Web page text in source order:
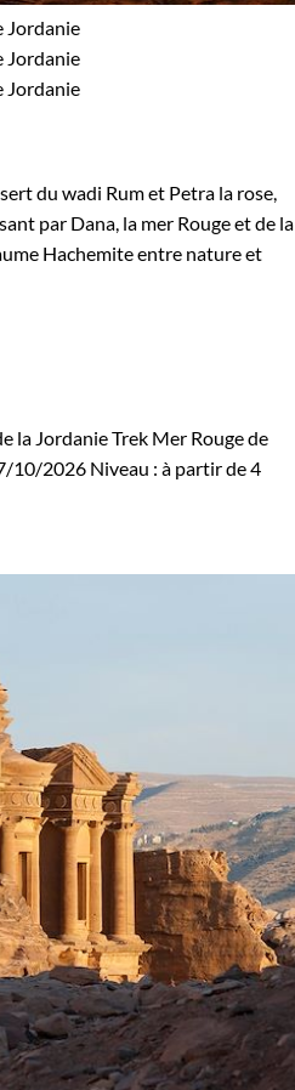
du wadi Rum et Petra la rose,
par Dana, la mer Rouge et de la
Hachemite entre nature et
la JordanieTrek Mer Rouge de
10/2026 Niveau : à partir de4